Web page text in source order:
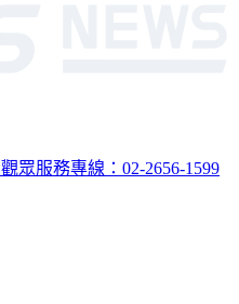
觀眾服務專線：02-2656-1599